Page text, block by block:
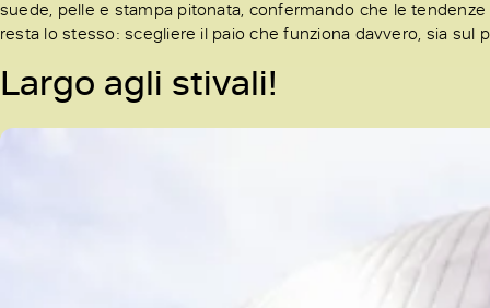
suede, pelle e stampa pitonata, confermando che le
resta lo stesso: scegliere il paio che funziona davvero, sia sul
Largo agli stivali!